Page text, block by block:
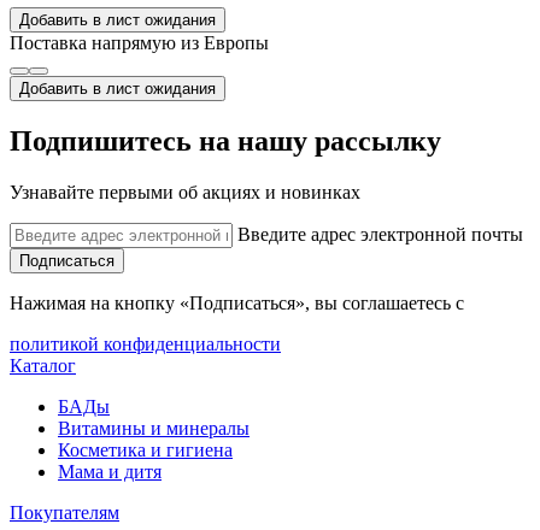
Добавить в лист ожидания
Поставка напрямую из Европы
Добавить в лист ожидания
Подпишитесь на нашу рассылку
Узнавайте первыми об акциях и новинках
Введите адрес электронной почты
Подписаться
Нажимая на кнопку «Подписаться», вы соглашаетесь с
политикой конфиденциальности
Каталог
БАДы
Витамины и минералы
Косметика и гигиена
Мама и дитя
Покупателям